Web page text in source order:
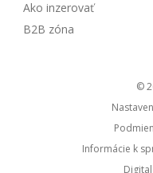
Ako inzerovať
B2B zóna
©
Informácie k